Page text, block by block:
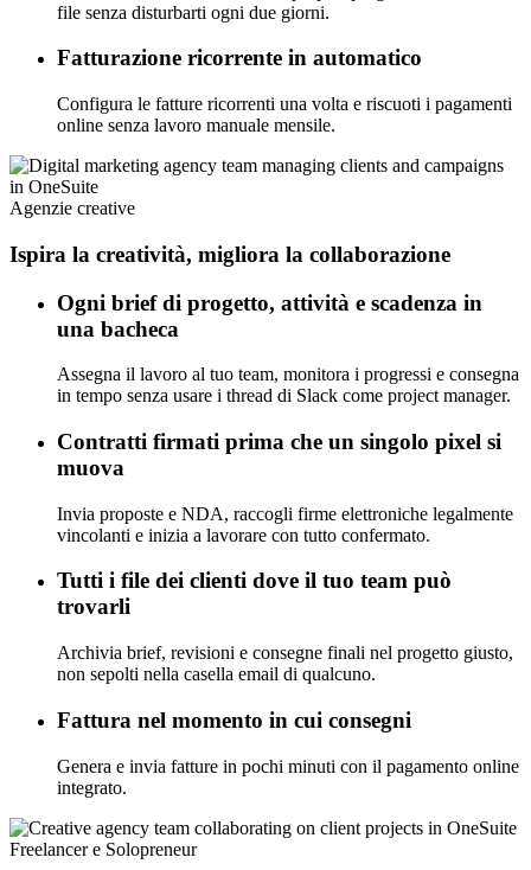
file senza disturbarti ogni due giorni.
Fatturazione ricorrente in automatico
Configura le fatture ricorrenti una volta e riscuoti i pagamenti
online senza lavoro manuale mensile.
Agenzie creative
Ispira la creatività, migliora la collaborazione
Ogni brief di progetto, attività e scadenza in
una bacheca
Assegna il lavoro al tuo team, monitora i progressi e consegna
in tempo senza usare i thread di Slack come project manager.
Contratti firmati prima che un singolo pixel si
muova
Invia proposte e NDA, raccogli firme elettroniche legalmente
vincolanti e inizia a lavorare con tutto confermato.
Tutti i file dei clienti dove il tuo team può
trovarli
Archivia brief, revisioni e consegne finali nel progetto giusto,
non sepolti nella casella email di qualcuno.
Fattura nel momento in cui consegni
Genera e invia fatture in pochi minuti con il pagamento online
integrato.
Freelancer e Solopreneur